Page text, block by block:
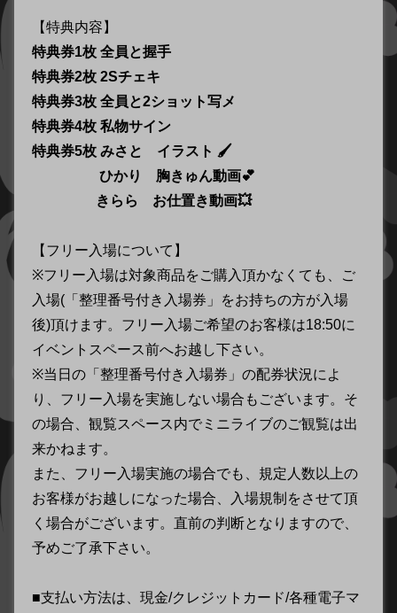
【特典内容】
特典券1枚 全員と握手
特典券2枚 2Sチェキ
特典券3枚 全員と2ショット写メ
特典券4枚 私物サイン
特典券5枚 みさと イラスト 🖌
ひかり 胸きゅん動画💕
きらら お仕置き動画💥
【フリー入場について】
※フリー入場は対象商品をご購入頂かなくても、ご
入場(「整理番号付き入場券」をお持ちの方が入場
後)頂けます。フリー入場ご希望のお客様は18:50に
イベントスペース前へお越し下さい。
※当日の「整理番号付き入場券」の配券状況によ
り、フリー入場を実施しない場合もございます。そ
の場合、観覧スペース内でミニライブのご観覧は出
来かねます。
また、フリー入場実施の場合でも、規定人数以上の
お客様がお越しになった場合、入場規制をさせて頂
く場合がございます。直前の判断となりますので、
予めご了承下さい。
■支払い方法は、現金/クレジットカード/各種電子マ